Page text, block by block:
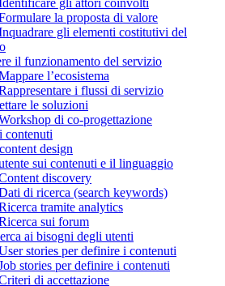
gli attori coinvolti
la proposta di valore
gli elementi costitutivi del
il funzionamento del servizio
l’ecosistema
i flussi di servizio
le soluzioni
di co-progettazione
contenuti
design
sui contenuti e il linguaggio
discovery
di ricerca (search keywords)
tramite analytics
sui forum
ai bisogni degli utenti
stories per definire i contenuti
stories per definire i contenuti
di accettazione